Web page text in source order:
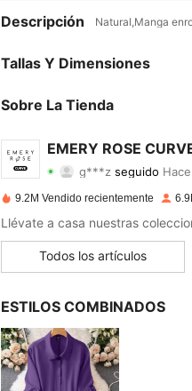
Descripción Natural,Manga
Tallas Y Dimensiones
Sobre La Tienda
EMERY ROSE
g***z seguidoHace
4.86 Calificación 19K
4.86
4.86
4.86
9.2M Vendido recientemente
Todos los artículos
ESTILOS COMBINADOS